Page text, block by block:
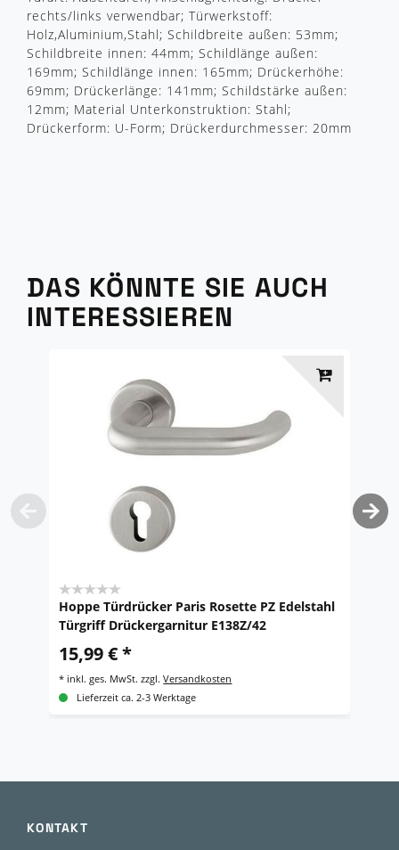
rechts/links verwendbar; Türwerkstoff:
Holz,Aluminium,Stahl; Schildbreite außen: 53mm;
Schildbreite innen: 44mm; Schildlänge außen:
169mm; Schildlänge innen: 165mm; Drückerhöhe:
69mm; Drückerlänge: 141mm; Schildstärke außen:
12mm; Material Unterkonstruktion: Stahl;
Drückerform: U-Form; Drückerdurchmesser: 20mm
DAS KÖNNTE SIE AUCH
INTERESSIEREN
Hoppe Türdrücker Paris Rosette PZ Edelstahl
Türgriff Drückergarnitur E138Z/42
15,99 € *
* inkl. ges. MwSt. zzgl.Versandkosten
Lieferzeit ca. 2-3 Werktage
KONTAKT